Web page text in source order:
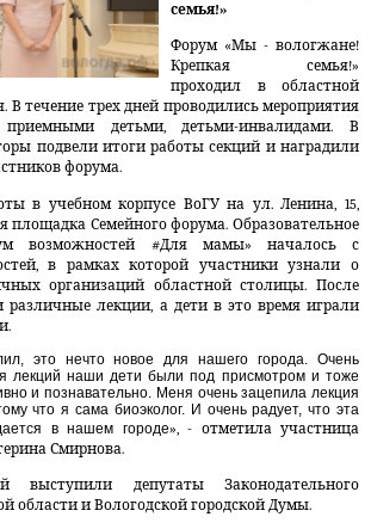
семья!»
Форум «Мы - вологжане!
Крепкая семья!»
проходил в областной
В течение трех дней проводились мероприятия
детьми, детьми-инвалидами. В
подвели итоги работы секций и наградили
форума.
в учебном корпусе ВоГУ на ул. Ленина, 15,
площадка Семейного форума. Образовательное
возможностей #Для мамы» началось с
в рамках которой участники узнали о
организаций областной столицы. После
различные лекции, а дети в это время играли
это нечто новое для нашего города. Очень
лекций наши дети были под присмотром и тоже
и познавательно. Меня очень зацепила лекция
что я сама биоэколог. И очень радует, что эта
в нашем городе», - отметила участница
Смирнова.
выступили депутаты Законодательного
области и Вологодской городской Думы.